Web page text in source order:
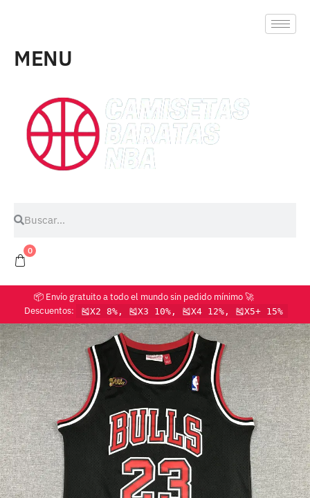
MENU
0
📦 Envío gratuito a todo el mundo sin pedido mínimo 🚀
Descuentos:
🎽X2 8%, 🎽X3 10%, 🎽X4 12%, 🎽X5+ 15%